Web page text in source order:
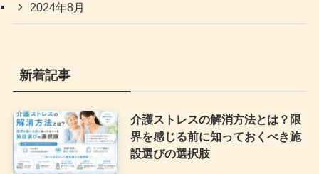
2024年8月
新着記事
介護ストレスの解消方法とは？限
界を感じる前に知っておくべき施
設選びの選択肢